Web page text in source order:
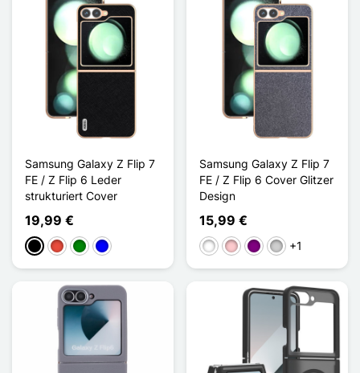
Samsung Galaxy Z Flip 7
FE / Z Flip 6 Leder
strukturiert Cover
19,99 €
Schwarz
Rot GrünBlau
Samsung Galaxy Z Flip 7
FE / Z Flip 6 Cover Glitzer
Design
15,99 €
WeißPinkViolettSilber
+1